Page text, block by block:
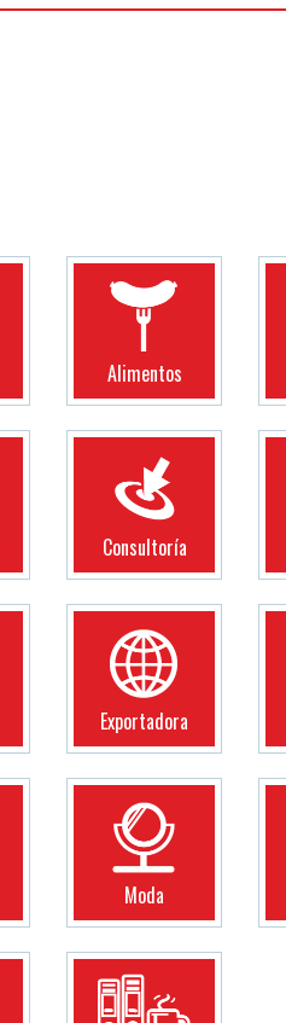
Alimentos
Consultoría
Exportadora
Moda